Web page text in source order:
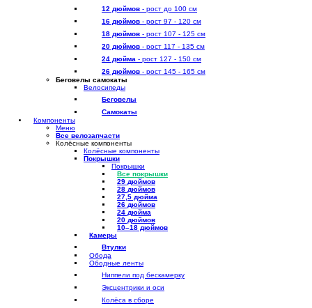
12 дюймов - рост до 100 см
16 дюймов - рост 97 - 120 см
18 дюймов - рост 107 - 125 см
20 дюймов - рост 117 - 135 см
24 дюйма - рост 127 - 150 см
26 дюймов - рост 145 - 165 см
Беговелы самокаты
Велосипеды
Беговелы
Самокаты
Компоненты
Меню
Все велозапчасти
Колёсные компоненты
Колёсные компоненты
Покрышки
Покрышки
Все покрышки
29 дюймов
28 дюймов
27,5 дюйма
26 дюймов
24 дюйма
20 дюймов
10–18 дюймов
Камеры
Втулки
Обода
Ободные ленты
Ниппели под бескамерку
Эксцентрики и оси
Колёса в сборе